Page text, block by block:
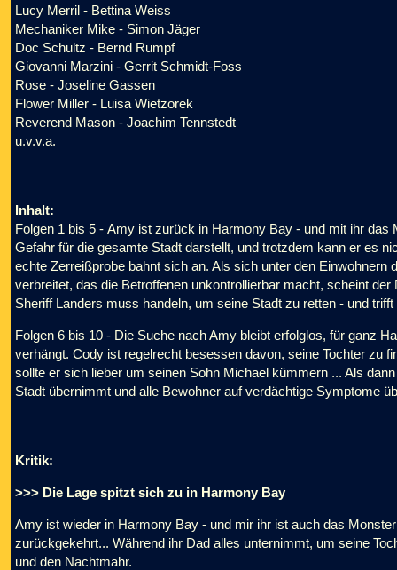
Lucy Merril - Bettina Weiss
Mechaniker Mike - Simon Jäger
Doc Schultz - Bernd Rumpf
Giovanni Marzini - Gerrit Schmidt-Foss
Rose - Joseline Gassen
Flower Miller - Luisa Wietzorek
Reverend Mason - Joachim Tennstedt
u.v.v.a.
Inhalt:
Folgen 1 bis 5 - Amy ist zurück in Harmony Bay - und mit ihr
Gefahr für die gesamte Stadt darstellt, und trotzdem kann er es
echte Zerreißprobe bahnt sich an. Als sich unter den
verbreitet, das die Betroffenen unkontrollierbar macht, scheint
Sheriff Landers muss handeln, um seine Stadt zu retten - und
Folgen 6 bis 10 - Die Suche nach Amy bleibt erfolglos, für ganz
verhängt. Cody ist regelrecht besessen davon, seine Tochter zu
sollte er sich lieber um seinen Sohn Michael kümmern ... Als
Stadt übernimmt und alle Bewohner auf verdächtige Symptome
Kritik:
>>> Die Lage spitzt sich zu in Harmony Bay
Amy ist wieder in Harmony Bay - und mir ihr ist auch das
zurückgekehrt... Während ihr Dad alles unternimmt, um seine
und den Nachtmahr.